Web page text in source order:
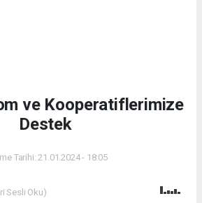
ve Kooperatiflerimize
Destek
Tarihi: 21.01.2024 - 18:05
Sesli Oku)